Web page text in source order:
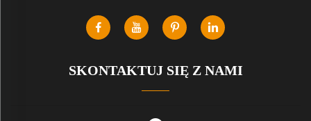
SKONTAKTUJ SIĘ Z NAMI